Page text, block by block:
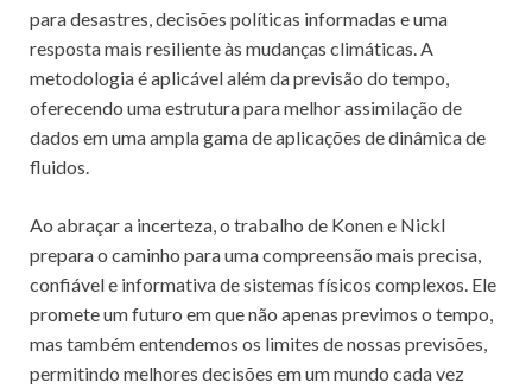
para desastres, decisões políticas informadas e uma
resposta mais resiliente às mudanças climáticas. A
metodologia é aplicável além da previsão do tempo,
oferecendo uma estrutura para melhor assimilação de
dados em uma ampla gama de aplicações de dinâmica de
fluidos.
Ao abraçar a incerteza, o trabalho de Konen e Nickl
prepara o caminho para uma compreensão mais precisa,
confiável e informativa de sistemas físicos complexos. Ele
promete um futuro em que não apenas previmos o tempo,
mas também entendemos os limites de nossas previsões,
permitindo melhores decisões em um mundo cada vez